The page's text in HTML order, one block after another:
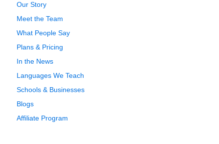
Our Story
Meet the Team
What People Say
Plans & Pricing
In the News
Languages We Teach
Schools & Businesses
Blogs
Affiliate Program